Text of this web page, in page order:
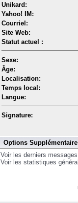
Unikard:
Yahoo! IM:
Courriel:
Site Web:
Statut actuel :
Sexe:
Âge:
Localisation:
Temps local:
Langue:
Signature:
Options
Voir les derniers
Voir les statistiques